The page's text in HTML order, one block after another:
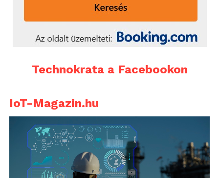
Technokrata a Facebookon
IoT-Magazin.hu